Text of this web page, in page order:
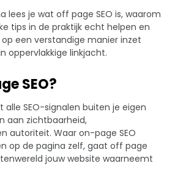
lees je wat off page SEO is, waarom
tips in de praktijk echt helpen en
een verstandige manier inzet
oppervlakkige linkjacht.
SEO?
alle SEO-signalen buiten je eigen
aan zichtbaarheid,
autoriteit. Waar on-page SEO
op de pagina zelf, gaat off page
jouw website waarneemt